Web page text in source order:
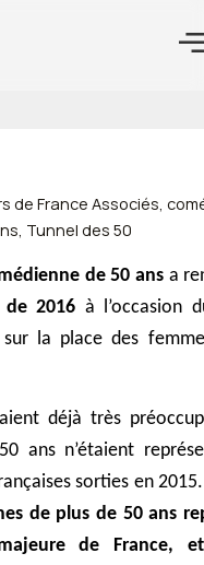
de France Associés,
, Tunnel des 50
de 50 ans a
de2016 à l’occasion
la place des
déjà très
ans n’étaient
sorties en
de plus de 50 ans
de France,